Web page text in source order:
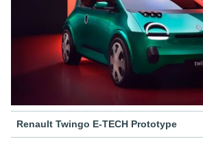
Renault Twingo E-TECH Prototype